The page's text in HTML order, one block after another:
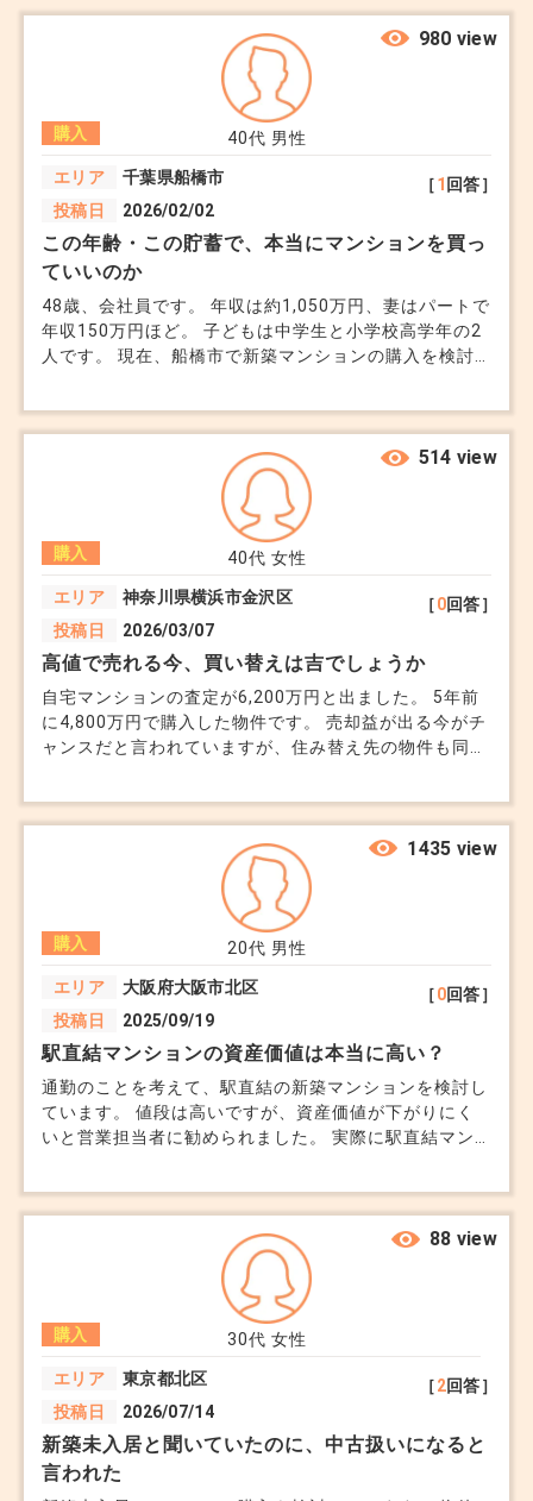
どうすればよいでしょうか？ 金融機関ごとに築年数の
取り扱いが異なると聞きましたが、条件の良い銀行や
おすすめの銀行がありましたら、教えていただきたいで
うど時期が差し掛かると～なんて記事もたくさん見ま
す。 積立がうまくいっていないと2回目の時のために積
立金や管理費が上がるという情報もありました。 どの
ような状態なのか、購入前に知ることはできますか？
40代 男性
購入
エリア
千葉県船橋市
投稿日
2026/02/02
［1 回答］
980 view
この年齢・この貯蓄で、本当にマンションを買っ
ていいのか
48歳、会社員です。 年収は約1,050万円、妻はパートで
年収150万円ほど。 子どもは中学生と小学校高学年の2
人です。 現在、船橋市で新築マンションの購入を検討
諸費用で約260万円）。 借入は約5,860万円、35年ロー
ンで毎月の返済は約16万8,000円、管理費・修繕積立金
で月2万4,000円、ボーナス払いは年40万円です。 貯蓄
は普通預金が約350万円、iDeCoが約480万円、60歳時
に解約予定の保険が約800万円見込みです。 正直、手元
資金は心許ありません。 今は社宅扱いで家賃補助があ
り月7万円ですが、来年で終了し、同じエリアだと家賃
は18万円前後になります。 学区を変えたくなく、賃貸
を続けるよりは購入した方がいいのではと思いました。
駅徒歩10分ですが、駅近の中古はすでに値上がりしてお
り、新築でこの価格なら将来売れなくなることはないと
当面は二重生活になります。（家賃手当は出るので、賃
料に関してはあまり負担はありませんが..) FP相談では
「問題ない」と言われましたが、実際に毎月回しながら
買わずに家賃を払い続けるか、ローンを背負うか。どち
らかを選ぶとなると、ローンを背負った方が長い目で見
て〇でしょうか。 第三者の意見が聞きたいです。
40代 女性
購入
エリア
神奈川県横浜市金沢区
投稿日
2026/03/07
［0回答］
514 view
高値で売れる今、買い替えは吉でしょうか
自宅マンションの査定が6,200万円と出ました。 5年前
に4,800万円で購入した物件です。 売却益が出る今がチ
ャンスだと言われていますが、住み替え先の物件も同じ
うちに動くべきか、それとも市場が落ち着くまで待つべ
20代 男性
購入
エリア
大阪府大阪市北区
投稿日
2025/09/19
［0回答］
1435 view
駅直結マンションの資産価値は本当に高い？
通勤のことを考えて、駅直結の新築マンションを検討し
ています。 値段は高いですが、資産価値が下がりにく
いと営業担当者に勧められました。 実際に駅直結マン
るのかなど、気になります。 詳しい方是非教えて下さ
い。
30代 女性
購入
エリア
東京都北区
投稿日
2026/07/14
［2回答］
88 view
新築未入居と聞いていたのに、中古扱いになると
言われた